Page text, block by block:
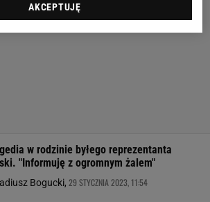
w rodzinie byłego reprezentanta
"Informuję z ogromnym żalem"
Bogucki, 29 STYCZNIA 2023, 11:54
AKCEPTUJĘ